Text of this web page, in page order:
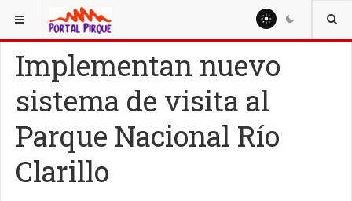
ESTÁ AQUÍ: TURISMO
Implementan nuevo
sistema de visita al
Parque Nacional Río
Clarillo